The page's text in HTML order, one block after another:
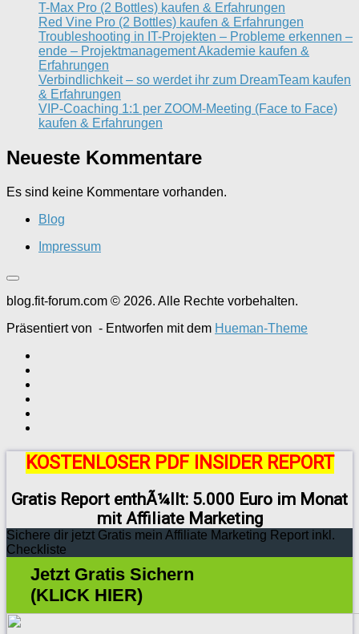
T-Max Pro (2 Bottles) kaufen & Erfahrungen
Red Vine Pro (2 Bottles) kaufen & Erfahrungen
Troubleshooting in IT-Projekten – Probleme erkennen –
ende – Projektmanagement Akademie kaufen &
Erfahrungen
Verbindlichkeit – so werdet ihr zum DreamTeam kaufen
& Erfahrungen
VIP-Coaching 1:1 per ZOOM-Meeting (Face to Face)
kaufen & Erfahrungen
Neueste Kommentare
Es sind keine Kommentare vorhanden.
Blog
Impressum
blog.fit-forum.com © 2026. Alle Rechte vorbehalten.
Präsentiert von - Entworfen mit dem Hueman-Theme
KOSTENLOSER PDF INSIDER REPORT
Gratis Report enthÃ¼llt: 5.000 Euro im Monat
mit Affiliate Marketing
Sichere dir jetzt Gratis mein Affiliate Marketing Report inkl.
Checkliste
Jetzt Gratis Sichern
(KLICK HIER)